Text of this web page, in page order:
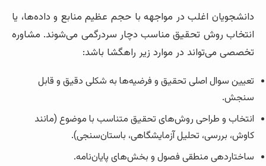
دانشجویان اغلب در مواجهه با حجم عظیم منابع و داده‌ها، یا
انتخاب روش تحقیق مناسب دچار سردرگمی می‌شوند. مشاوره
تخصصی می‌تواند در موارد زیر راهگشا باشد:
تعیین سوال اصلی تحقیق و فرضیه‌ها به شکلی دقیق و قابل
سنجش.
انتخاب و طراحی روش‌های تحقیق متناسب با موضوع (مانند
کاوش، بررسی، تحلیل آزمایشگاهی، باستان‌سنجی).
ساختاردهی منطقی فصول و بخش‌های پایان‌نامه.